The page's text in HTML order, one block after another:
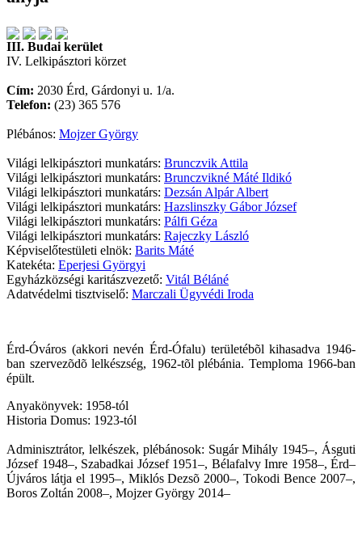
III. Budai kerület
IV. Lelkipásztori körzet
Cím: 2030 Érd, Gárdonyi u. 1/a.
Telefon: (23) 365 576
Plébános: Mojzer György
Világi lelkipásztori munkatárs: Brunczvik Attila
Világi lelkipásztori munkatárs: Brunczvikné Máté Ildikó
Világi lelkipásztori munkatárs: Dezsán Alpár Albert
Világi lelkipásztori munkatárs: Hazslinszky Gábor József
Világi lelkipásztori munkatárs: Pálfi Géza
Világi lelkipásztori munkatárs: Rajeczky László
Képviselőtestületi elnök: Barits Máté
Katekéta: Eperjesi Györgyi
Egyházközségi karitászvezető: Vitál Béláné
Adatvédelmi tisztviselő: Marczali Ügyvédi Iroda
Érd-Óváros (akkori nevén Érd-Ófalu) területébõl kihasadva 1946-
ban szervezõdõ lelkészség, 1962-tõl plébánia. Temploma 1966-ban
épült.
Anyakönyvek: 1958-tól
Historia Domus: 1923-tól
Adminisztrátor, lelkészek, plébánosok: Sugár Mihály 1945–, Ásguti
József 1948–, Szabadkai József 1951–, Bélafalvy Imre 1958–, Érd–
Újváros látja el 1995–, Miklós Dezsõ 2000–, Tokodi Bence 2007–,
Boros Zoltán 2008–, Mojzer György 2014–